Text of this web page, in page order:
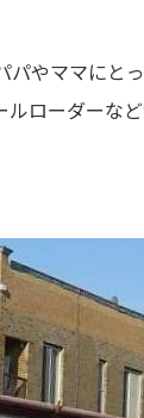
やママにと
ローダーな